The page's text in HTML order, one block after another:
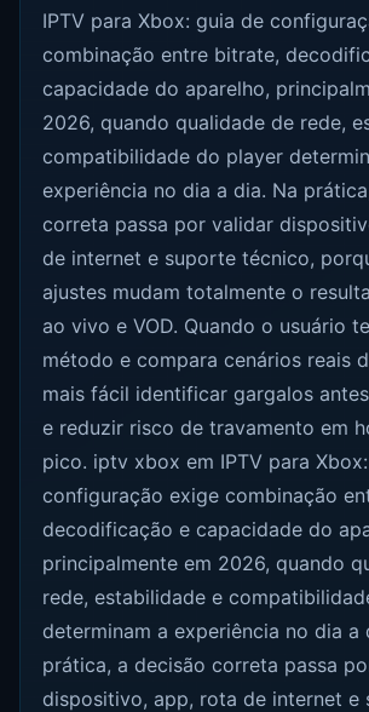
IPTV para Xbox: guia de
combinação entre bitrate,
capacidade do aparelho,
2026, quando qualidade de rede,
compatibilidade do player
experiência no dia a dia. Na
correta passa por validar
de internet e suporte técnico,
ajustes mudam totalmente o
ao vivo e VOD. Quando o usuário
método e compara cenários reais
mais fácil identificar gargalos
e reduzir risco de travamento em
pico. iptv xbox em IPTV para
configuração exige combinação
decodificação e capacidade do
principalmente em 2026, quando
rede, estabilidade e
determinam a experiência no dia a
prática, a decisão correta passa
dispositivo, app, rota de internet e